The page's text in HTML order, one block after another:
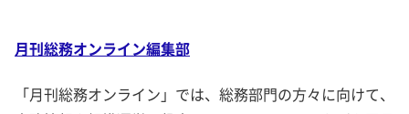
月刊総務オンライン編集部
「月刊総務オンライン」では、総務部門の方々に向けて、